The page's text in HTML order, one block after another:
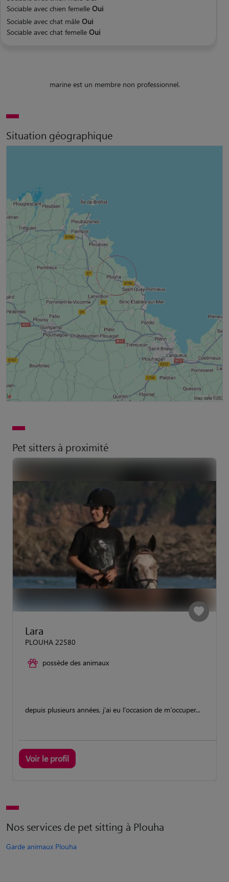
Sociable avec chien femelle Oui
Sociable avec chat mâle Oui
Sociable avec chat femelle Oui
marine est un membre non professionnel.
Situation géographique
Pet sitters à proximité
Lara
PLOUHA 22580
possède des animaux
depuis plusieurs années, j'ai eu l'occasion de m'occuper...
Voir le profil
Nos services de pet sitting à Plouha
Garde animaux Plouha